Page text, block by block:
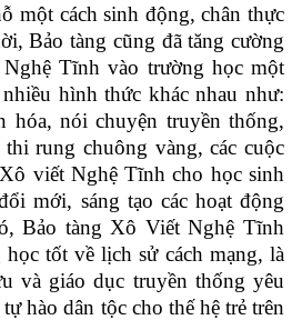
một cách sinh động, chân thực
Bảo tàng cũng đã tăng cường
Tĩnh vào trường học một
hình thức khác nhau như:
hóa, nói chuyện truyền thống,
rung chuông vàng, các cuộc
viết Nghệ Tĩnh cho học sinh
mới, sáng tạo các hoạt động
Bảo tàng Xô Viết Nghệ Tĩnh
tốt về lịch sử cách mạng, là
và giáo dục truyền thống yêu
hào dân tộc cho thế hệ trẻ trên